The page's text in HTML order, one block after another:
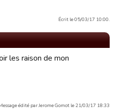
Écrit le 05/03/17 10:00.
les raison de mon
édité par Jerome Gomot le 21/03/17 18:33